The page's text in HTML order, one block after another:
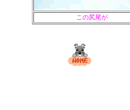
この尻尾が